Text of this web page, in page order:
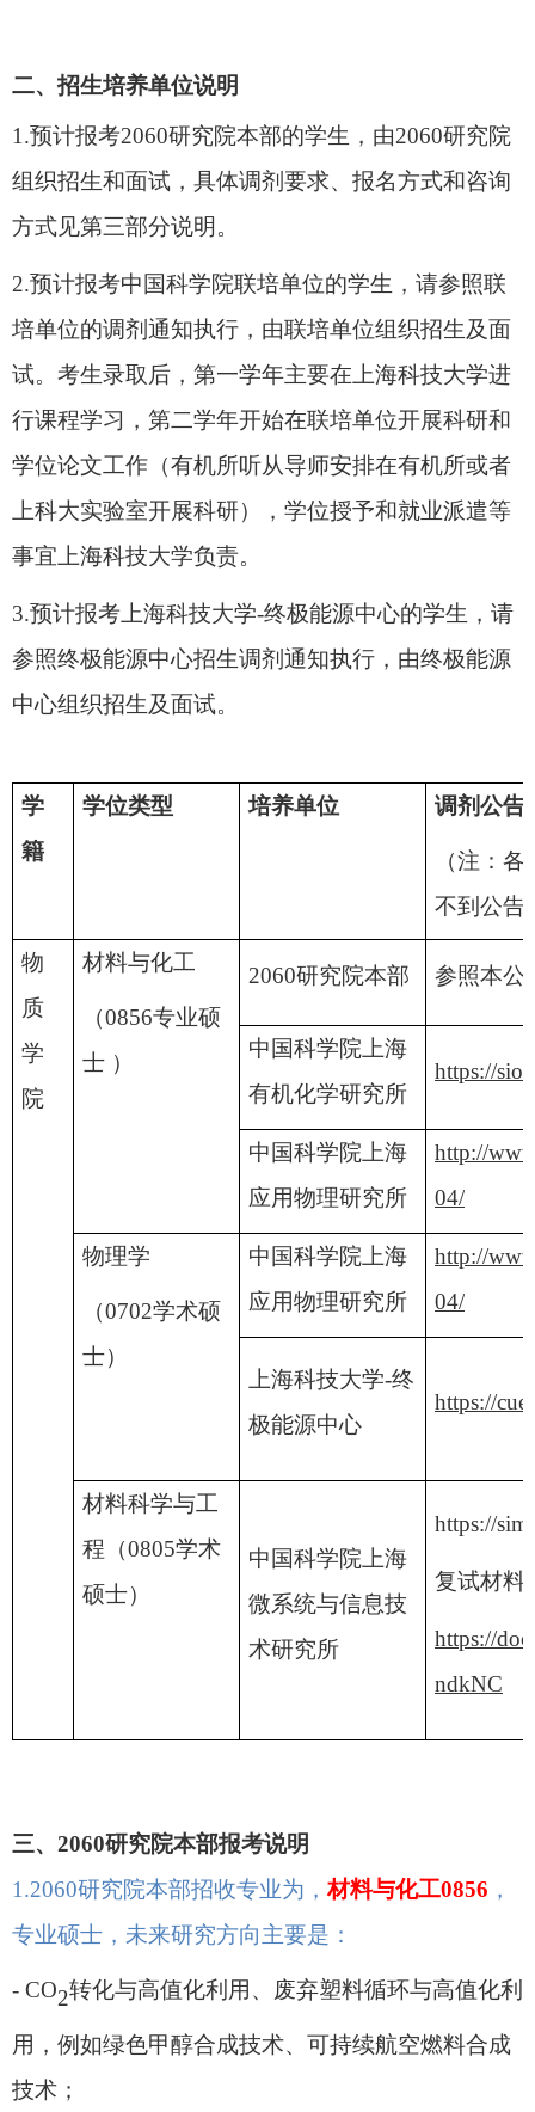
二、招生培养单位说明
1.预计报考2060研究院本部的学生，由2060研究院
组织招生和面试，具体调剂要求、报名方式和咨询
方式见第三部分说明。
2.预计报考中国科学院联培单位的学生，请参照联
培单位的调剂通知执行，由联培单位组织招生及面
试。考生录取后，第一学年主要在上海科技大学进
行课程学习，第二学年开始在联培单位开展科研和
学位论文工作（有机所听从导师安排在有机所或者
上科大实验室开展科研），学位授予和就业派遣等
事宜上海科技大学负责。
3.预计报考上海科技大学-终极能源中心的学生，请
参照终极能源中心招生调剂通知执行，由终极能源
中心组织招生及面试。
学
籍
学位类型 培养单位 调剂公告
（注：
不到公告
物
质
学
院
材料与化工
（0856专业硕
士 ）
2060研究院本部 参照本公
中国科学院上海
有机化学研究所
https://
中国科学院上海
应用物理研究所
http://
04/
物理学
（0702学术硕
士）
中国科学院上海
应用物理研究所
http://
04/
上海科技大学-终
极能源中心
https://
材料科学与工
程（0805学术
硕士）
中国科学院上海
微系统与信息技
术研究所
https://
复试材料
https://
ndkNC
三、 2060研究院本部报考说明
1.2060研究院本部招收专业为，材料与化工0856 ，
专业硕士，未来研究方向主要是 ：
- CO2转化与高值化利用、废弃塑料循环与高值化利
用，例如绿色甲醇合成技术、可持续航空燃料合成
技术；